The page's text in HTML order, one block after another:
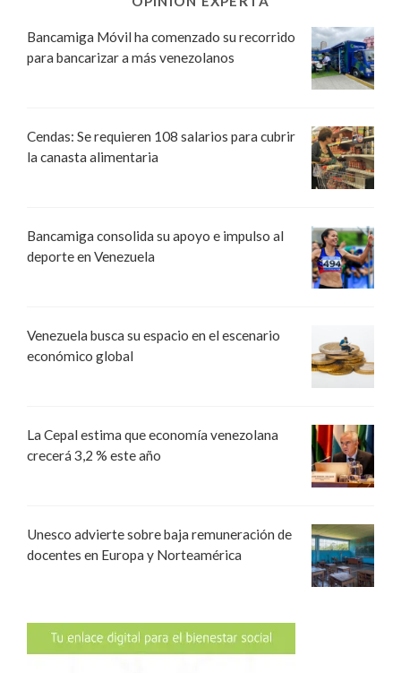
Bancamiga Móvil ha comenzado su recorrido
para bancarizar a más venezolanos
Cendas: Se requieren 108 salarios para cubrir
la canasta alimentaria
Bancamiga consolida su apoyo e impulso al
deporte en Venezuela
Venezuela busca su espacio en el escenario
económico global
La Cepal estima que economía venezolana
crecerá 3,2 % este año
Unesco advierte sobre baja remuneración de
docentes en Europa y Norteamérica